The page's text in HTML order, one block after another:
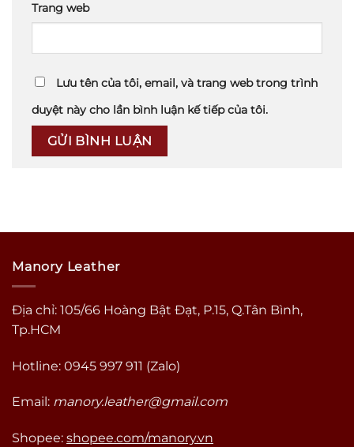
Trang web
Lưu tên của tôi, email, và trang web trong trình
duyệt này cho lần bình luận kế tiếp của tôi.
Manory Leather
Địa chỉ: 105/66 Hoàng Bật Đạt, P.15, Q.Tân Bình,
Tp.HCM
Hotline: 0945 997 911 (Zalo)
Email: manory.leather@gmail.com
Shopee: shopee.com/manory.vn